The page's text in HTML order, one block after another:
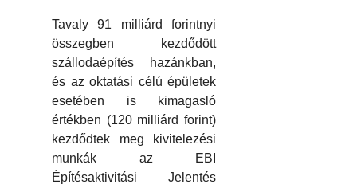
Tavaly 91 milliárd forintnyi
összegben kezdődött
szállodaépítés hazánkban,
és az oktatási célú épületek
esetében is kimagasló
értékben (120 milliárd forint)
kezdődtek meg kivitelezési
munkák az EBI
Építésaktivitási Jelentés